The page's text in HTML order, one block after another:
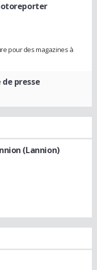
pour des magazines à
presse
(Lannion)